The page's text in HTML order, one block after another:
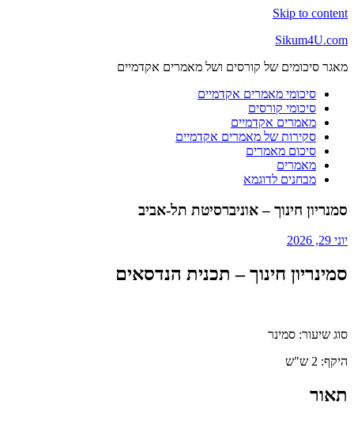
Skip to content
Sikum4U.com
מאגר סיכומים של קורסים ושל מאמרים אקדמיים
סיכומי מאמרים אקדמיים
סיכומי קורסים
מאמרים אקדמיים
סקירות של מאמרים אקדמיים
סיכום מאמרים
מאמרים
מבחנים לדוגמא
סמנריון חינוך – אוניברסיטת תל-אביב
יוני 29, 2026
סמינריון חינוך – תכנית הנדסאים
סוג שיעור: סמינר
היקף: 2 ש"ש
תאור